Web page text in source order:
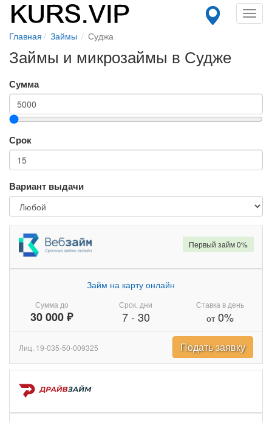
Главная Займы Суджа
Займы и микрозаймы в Судже
Сумма
Срок
Вариант выдачи
Сумма до
30 000 ₽
Займ на карту онлайн
Срок, дни
7- 30
Ставка в день
от0%
Первый займ 0%
Лиц. 19-035-50-009325 Подать заявку